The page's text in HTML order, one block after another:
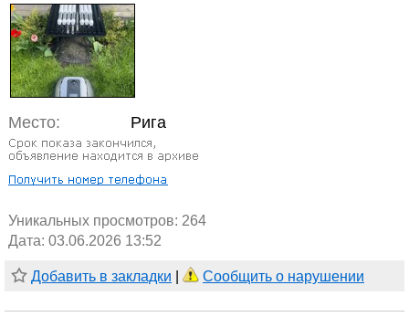
Место: Рига
Уникальных просмотров: 264
Дата: 03.06.2026 13:52
Добавить в закладки Сообщить о нарушении